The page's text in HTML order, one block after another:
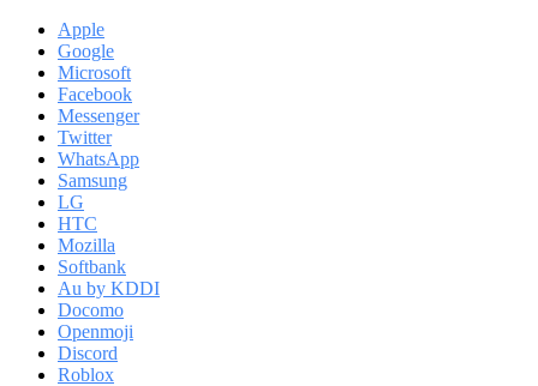
Apple
Google
Microsoft
Facebook
Messenger
Twitter
WhatsApp
Samsung
LG
HTC
Mozilla
Softbank
Au by KDDI
Docomo
Openmoji
Discord
Roblox